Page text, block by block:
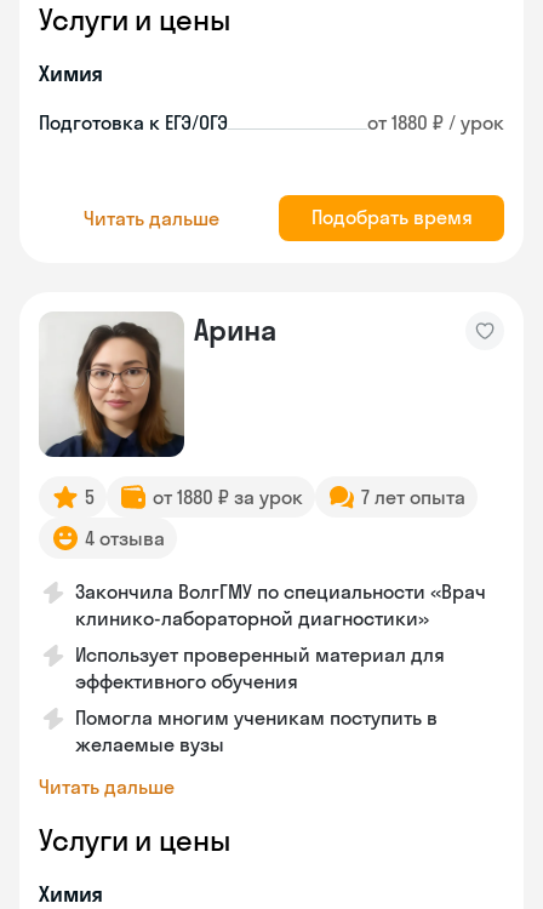
Услуги и цены
Химия
Подготовка к ЕГЭ/ОГЭ от 1880 ₽ / урок
Читать дальше Подобрать время
Арина
5 от 1880 ₽ за урок
7 лет опыта
4 отзыва
Закончила ВолгГМУ по специальности «Врач
клинико-лабораторной диагностики»
Использует проверенный материал для
эффективного обучения
Помогла многим ученикам поступить в
желаемые вузы
Читать дальше
Услуги и цены
Химия